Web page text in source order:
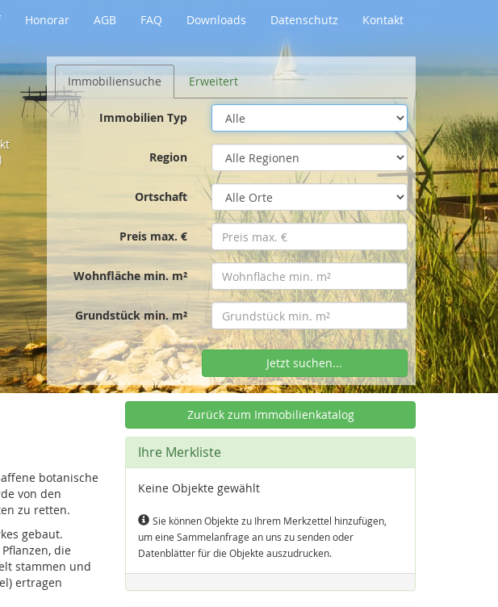
Honorar AGB FAQ Downloads Datenschutz Kontakt
Immobiliensuche Erweitert
Immobilien Typ
Region
Ortschaft
Preis max. €
Wohnfläche min. m²
Grundstück min. m²
Jetzt suchen...
botanische
von den
zu retten.
gebaut.
die
stammen und
ertragen
Zurück zum Immobilienkatalog
Ihre Merkliste
Keine Objekte gewählt
Sie können Objekte zu Ihrem Merkzettel hinzufügen,
um eine Sammelanfrage an uns zu senden oder
Datenblätter für die Objekte auszudrucken.